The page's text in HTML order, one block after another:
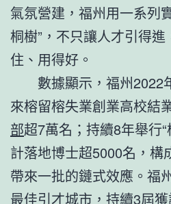
氣氛營建，福州用一系列
桐樹”，不只讓人才引得進
住、用得好。
數據顯示，福州2022
來榕留榕失業創業高校結
部超7萬名；持續8年舉行
計落地博士超5000名，構
帶來一批的鏈式效應。福
最佳引才城市，持續3屆